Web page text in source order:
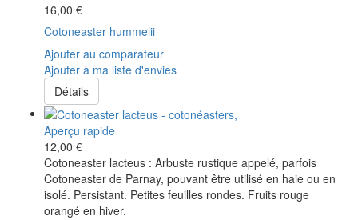
16,00 €
Cotoneaster hummelii
Ajouter au comparateur
Ajouter à ma liste d'envies
Détails
Aperçu rapide
12,00 €
Cotoneaster lacteus : Arbuste rustique appelé, parfois
Cotoneaster de Parnay, pouvant être utilisé en haie ou en
isolé. Persistant. Petites feuilles rondes. Fruits rouge
orangé en hiver.